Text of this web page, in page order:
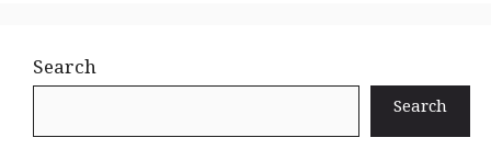
Search
Search